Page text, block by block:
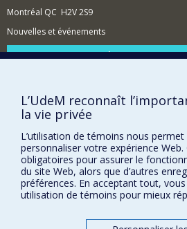
Montréal QC H2V 2S9
Nouvelles et événements
Comment soutenir l'École?
Plan du site
Signaler une erreur
Accessibilité
FACULTÉ DES ARTS ET DES SCIENCES
Nos départements et écoles
L’UdeM reconnaît
la vie privée
L’utilisation de témoins nous permet
personnaliser votre expérience
obligatoires pour assurer le
du site Web, alors que d’autres
préférences. En acceptant tout,
utilisation de témoins pour mieux